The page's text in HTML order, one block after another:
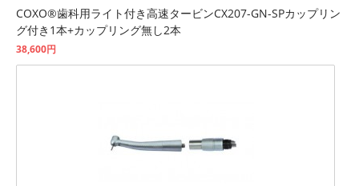
COXO®歯科用ライト付き高速タービンCX207-GN-SPカップリン
グ付き1本+カップリング無し2本
38,600円